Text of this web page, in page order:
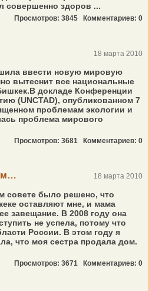
совершенно здоров ...
Просмотров: 3845 Комментариев: 0
18 марта 2010
ввести новую мировую
вытеснит все национальные
докладе Конференции
(UNCTAD), опубликованном 7
проблемам экологии и
проблема мирового
Просмотров: 3681 Комментариев: 0
18 марта 2010
совете было решено, что
оставляют мне, и мама
завещание. В 2008 году она
не успела, потому что
России. В этом году я
что моя сестра продала дом.
Просмотров: 3671 Комментариев: 0